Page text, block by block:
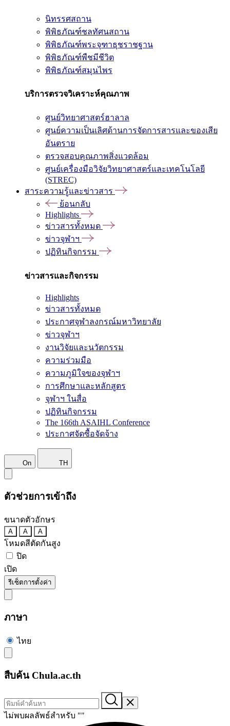
นิทรรศสถาน
พิพิธภัณฑ์ชลทัศนสถาน
พิพิธภัณฑ์พระจุฑาธุชราชฐาน
พิพิธภัณฑ์พืชมีชีวิต
พิพิธภัณฑ์สมุนไพร
บริการตรวจวิเคราะห์คุณภาพ
ศูนย์วิทยาศาสตร์ฮาลาล
ศูนย์ความเป็นเลิศด้านการจัดการสารและของเสีย
อันตราย
ตรวจสอบคุณภาพสิ่งแวดล้อม
ศูนย์เครื่องมือวิจัยวิทยาศาสตร์และเทคโนโลยี
(STREC)
สาระความรู้และข่าวสาร
ย้อนกลับ
Highlights
ข่าวสารทั้งหมด
ข่าวจุฬาฯ
ปฏิทินกิจกรรม
ข่าวสารและกิจกรรม
Highlights
ข่าวสารทั้งหมด
ประกาศจุฬาลงกรณ์มหาวิทยาลัย
ข่าวจุฬาฯ
งานวิจัยและนวัตกรรม
ความร่วมมือ
ความภูมิใจของจุฬาฯ
การศึกษาและหลักสูตร
จุฬาฯ ในสื่อ
ปฏิทินกิจกรรม
The 166th ASAIHL Conference
ประกาศจัดซื้อจัดจ้าง
On TH
ตัวช่วยการเข้าถึง
ขนาดตัวอักษร
A A A
โหมดสีตัดกันสูง
ปิด
เปิด
รีเซ็ตการตั้งค่า
ภาษา
ไทย
สืบค้น Chula.ac.th
ไม่พบผลลัพธ์สำหรับ ""